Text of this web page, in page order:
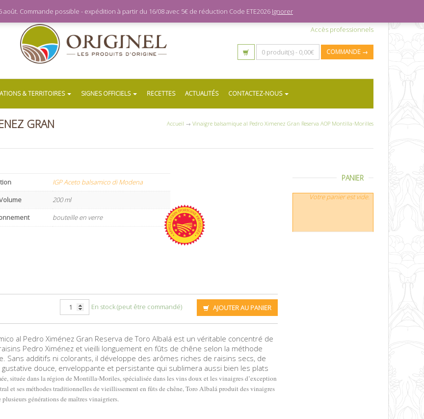
Accès professionnels
0 produit(s) - 0,00€ COMMANDE →
& TERRITOIRES SIGNES OFFICIELS RECETTES ACTUALITÉS CONTACTEZ-NOUS
GRAN Accueil → Vinaigre balsamique al Pedro Ximenez Gran Reserva AOP Montilla-Morilles
IGP Aceto balsamico di Modena
200 ml
bouteille en verre
AJOUTER AU PANIER
En stock (peut être commandé)
al Pedro Ximénez Gran Reserva de Toro Albalá est un véritable concentré de
Pedro Ximénez et vieilli longuement en fûts de chêne selon la méthode
additifs ni colorants, il développe des arômes riches de raisins secs, de
douce, enveloppante et persistante qui sublimera aussi bien les plats
située dans la région de Montilla-Moriles, spécialisée dans les vins doux et les vinaigres d’exception
et ses méthodes traditionnelles de vieillissement en fûts de chêne, Toro Albalá produit des vinaigres
générations de maîtres vinaigriers.
PANIER
Votre panier est vide.
Commande possible - expédition à partir du 16/08 avec 5€ de réduction Code ETE2026 Ignorer